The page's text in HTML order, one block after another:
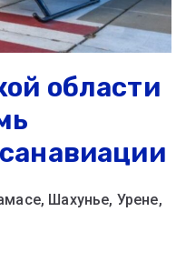
области
Шахунье, Урене,